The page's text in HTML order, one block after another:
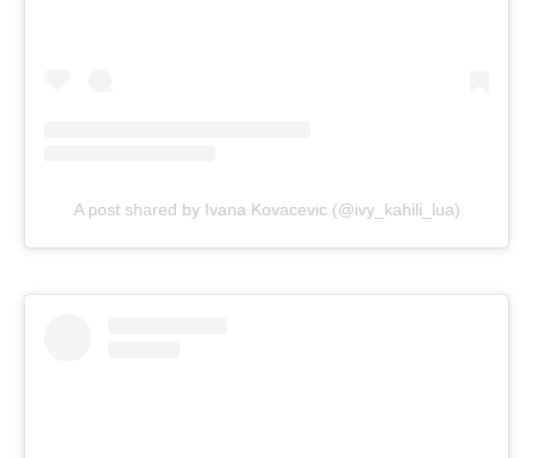
A post shared by Ivana Kovacevic (@ivy_kahili_lua)